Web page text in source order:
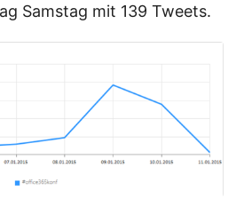
Samstag mit 139 Tweets.